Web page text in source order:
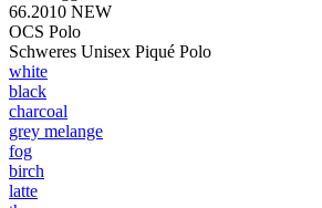
66.2010 NEW
OCS Polo
Schweres Unisex Piqué Polo
white
black
charcoal
grey melange
fog
birch
latte